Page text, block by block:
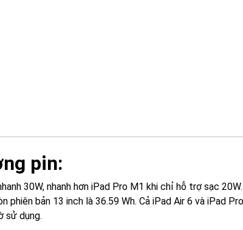
pin:
30W, nhanh hơn iPad Pro M1 khi chỉ hỗ trợ sạc
phiên bản 13 inch là 36.59 Wh. Cả iPad Air 6 và iPad
sử dụng.